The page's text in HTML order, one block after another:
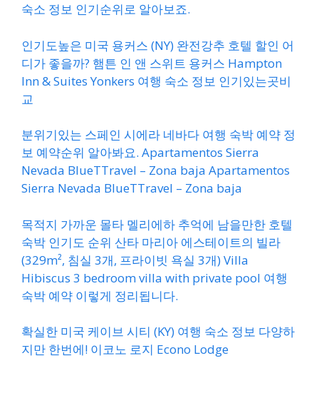
숙소 정보 인기순위로 알아보죠.
인기도높은 미국 용커스 (NY) 완전강추 호텔 할인 어
디가 좋을까? 햄튼 인 앤 스위트 용커스 Hampton
Inn & Suites Yonkers 여행 숙소 정보 인기있는곳비
교
분위기있는 스페인 시에라 네바다 여행 숙박 예약 정
보 예약순위 알아봐요. Apartamentos Sierra
Nevada BlueTTravel – Zona baja Apartamentos
Sierra Nevada BlueTTravel – Zona baja
목적지 가까운 몰타 멜리에하 추억에 남을만한 호텔
숙박 인기도 순위 산타 마리아 에스테이트의 빌라
(329m², 침실 3개, 프라이빗 욕실 3개) Villa
Hibiscus 3 bedroom villa with private pool 여행
숙박 예약 이렇게 정리됩니다.
확실한 미국 케이브 시티 (KY) 여행 숙소 정보 다양하
지만 한번에! 이코노 로지 Econo Lodge